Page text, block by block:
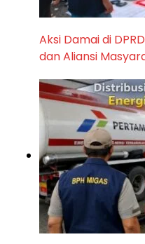
Aksi Damai di
dan Aliansi